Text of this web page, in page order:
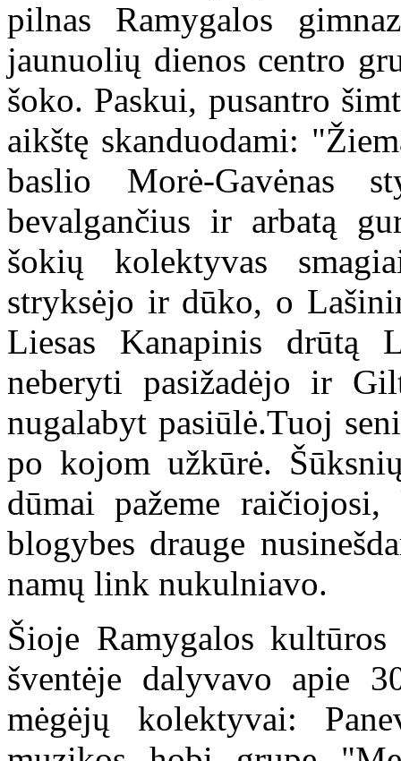
pilnas Ramygalos
jaunuolių dienos centro
šoko. Paskui, pusantro
aikštę skanduodami:
baslio Morė-Gavėnas
bevalgančius ir arbatą
šokių kolektyvas
stryksėjo ir dūko, o
Liesas Kanapinis drūtą
neberyti pasižadėjo ir
nugalabyt pasiūlė.Tuoj
po kojom užkūrė.
dūmai pažeme
blogybes drauge
namų link nukulniavo.
Šioje Ramygalos
šventėje dalyvavo apie
mėgėjų kolektyvai: